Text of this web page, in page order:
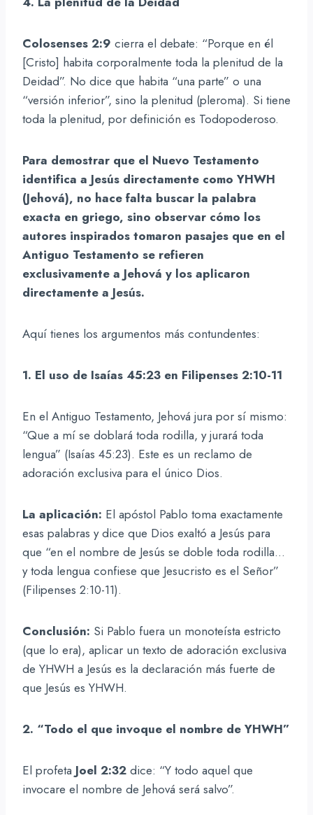
Colosenses 2:9 cierra el debate: “Porque en él
[Cristo] habita corporalmente toda la plenitud de la
Deidad”. No dice que habita “una parte” o una
“versión inferior”, sino la plenitud (pleroma). Si tiene
toda la plenitud, por definición es Todopoderoso.
Para demostrar que el Nuevo Testamento
identifica a Jesús directamente como YHWH
(Jehová), no hace falta buscar la palabra
exacta en griego, sino observar cómo los
autores inspirados tomaron pasajes que en el
Antiguo Testamento se refieren
exclusivamente a Jehová y los aplicaron
directamente a Jesús.
Aquí tienes los argumentos más contundentes:
1. El uso de Isaías 45:23 en Filipenses 2:10-11
En el Antiguo Testamento, Jehová jura por sí mismo:
“Que a mí se doblará toda rodilla, y jurará toda
lengua” (Isaías 45:23). Este es un reclamo de
adoración exclusiva para el único Dios.
La aplicación: El apóstol Pablo toma exactamente
esas palabras y dice que Dios exaltó a Jesús para
que “en el nombre de Jesús se doble toda rodilla…
y toda lengua confiese que Jesucristo es el Señor”
(Filipenses 2:10-11).
Conclusión: Si Pablo fuera un monoteísta estricto
(que lo era), aplicar un texto de adoración exclusiva
de YHWH a Jesús es la declaración más fuerte de
que Jesús es YHWH.
2. “Todo el que invoque el nombre de YHWH”
El profeta Joel 2:32 dice: “Y todo aquel que
invocare el nombre de Jehová será salvo”.